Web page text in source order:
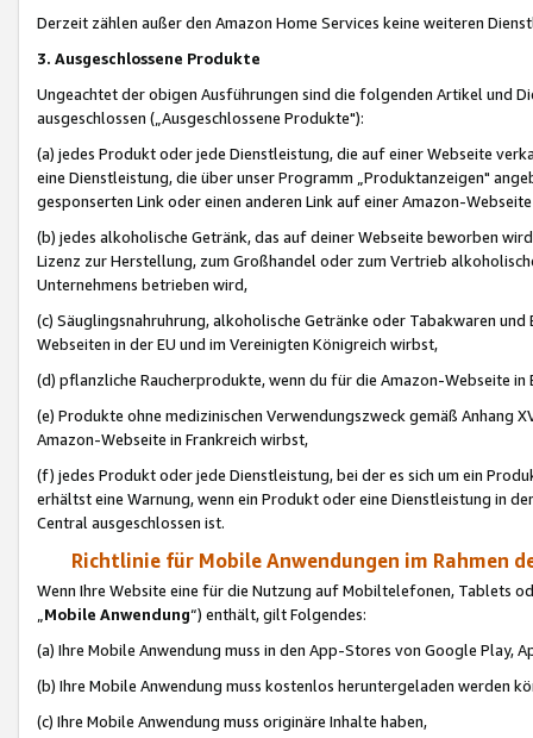
Derzeit zählen außer den Amazon Home Services keine weiteren
3. Ausgeschlossene Produkte
Ungeachtet der obigen Ausführungen sind die folgenden Artikel und
ausgeschlossen („Ausgeschlossene Produkte"):
(a) jedes Produkt oder jede Dienstleistung, die auf einer Webseite
eine Dienstleistung, die über unser Programm „Produktanzeigen"
gesponserten Link oder einen anderen Link auf einer Amazon-
(b) jedes alkoholische Getränk, das auf deiner Webseite beworben
Lizenz zur Herstellung, zum Großhandel oder zum Vertrieb
Unternehmens betrieben wird,
(c) Säuglingsnahruhrung, alkoholische Getränke oder Tabakwaren
Webseiten in der EU und im Vereinigten Königreich wirbst,
(d) pflanzliche Raucherprodukte, wenn du für die Amazon-Webseite in
(e) Produkte ohne medizinischen Verwendungszweck gemäß Anhang
Amazon-Webseite in Frankreich wirbst,
(f) jedes Produkt oder jede Dienstleistung, bei der es sich um ein
erhältst eine Warnung, wenn ein Produkt oder eine Dienstleistung in
Central ausgeschlossen ist.
Richtlinie für Mobile Anwendungen im Rahmen
Wenn Ihre Website eine für die Nutzung auf Mobiltelefonen, Tablets
„Mobile Anwendung“) enthält, gilt Folgendes:
(a) Ihre Mobile Anwendung muss in den App-Stores von Google Play,
(b) Ihre Mobile Anwendung muss kostenlos heruntergeladen werden
(c) Ihre Mobile Anwendung muss originäre Inhalte haben,